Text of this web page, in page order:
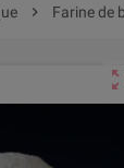
 Farine de